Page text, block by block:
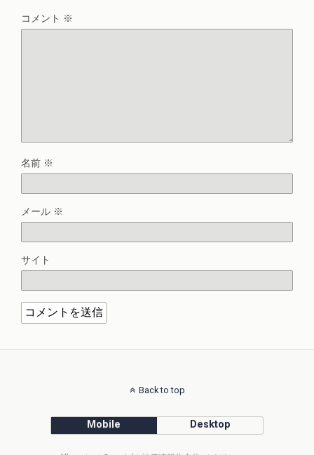
コメント ※
名前 ※
メール ※
サイト
Back to top
Mobile Desktop